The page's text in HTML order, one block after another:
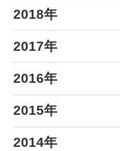
2018年
2017年
2016年
2015年
2014年